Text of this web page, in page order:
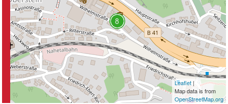
Leaflet|
Map data is from
OpenStreetMap.org